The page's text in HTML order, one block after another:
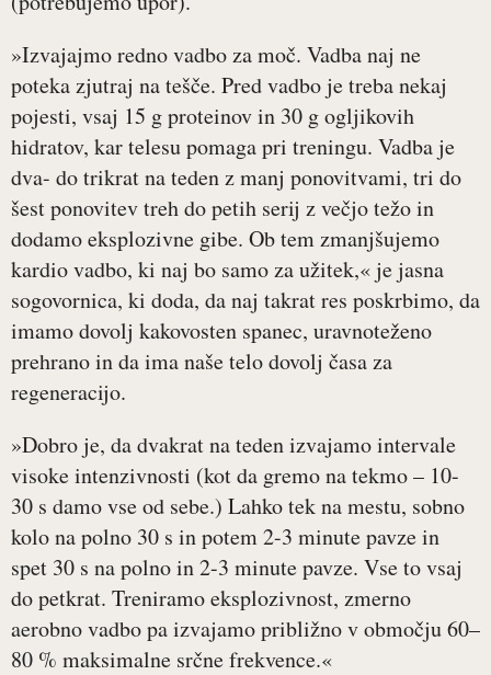
»Izvajajmo redno vadbo za moč. Vadba naj ne
poteka zjutraj na tešče. Pred vadbo je treba nekaj
pojesti, vsaj 15 g proteinov in 30 g ogljikovih
hidratov, kar telesu pomaga pri treningu. Vadba je
dva- do trikrat na teden z manj ponovitvami, tri do
šest ponovitev treh do petih serij z večjo težo in
dodamo eksplozivne gibe. Ob tem zmanjšujemo
kardio vadbo, ki naj bo samo za užitek,« je jasna
sogovornica, ki doda, da naj takrat res poskrbimo, da
imamo dovolj kakovosten spanec, uravnoteženo
prehrano in da ima naše telo dovolj časa za
regeneracijo.
»Dobro je, da dvakrat na teden izvajamo intervale
visoke intenzivnosti (kot da gremo na tekmo – 10-
30 s damo vse od sebe.) Lahko tek na mestu, sobno
kolo na polno 30 s in potem 2-3 minute pavze in
spet 30 s na polno in 2-3 minute pavze. Vse to vsaj
do petkrat. Treniramo eksplozivnost, zmerno
aerobno vadbo pa izvajamo približno v območju 60–
80 % maksimalne srčne frekvence.«